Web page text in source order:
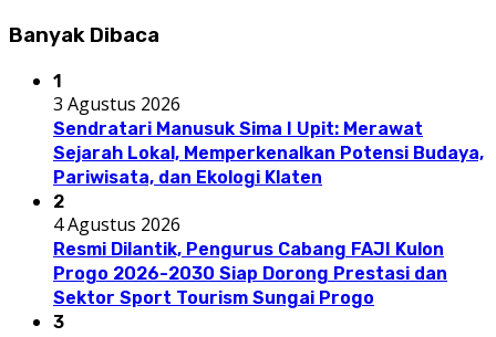
Banyak Dibaca
1
3 Agustus 2026
Sendratari Manusuk Sima I Upit: Merawat
Sejarah Lokal, Memperkenalkan Potensi Budaya,
Pariwisata, dan Ekologi Klaten
2
4 Agustus 2026
Resmi Dilantik, Pengurus Cabang FAJI Kulon
Progo 2026-2030 Siap Dorong Prestasi dan
Sektor Sport Tourism Sungai Progo
3